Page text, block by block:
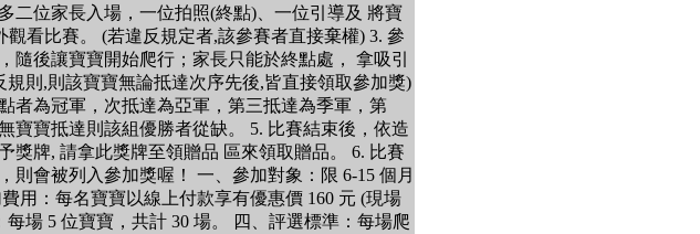
二位家長入場，一位拍照(終點)、一位引導及 將寶
看比賽。 (若違反規定者,該參賽者直接棄權) 3. 參
隨後讓寶寶開始爬行；家長只能於終點處， 拿吸引
則,則該寶寶無論抵達次序先後,皆直接領取參加獎)
者為冠軍，次抵達為亞軍，第三抵達為季軍，第
寶寶抵達則該組優勝者從缺。 5. 比賽結束後，依造
獎牌, 請拿此獎牌至領贈品 區來領取贈品。 6. 比賽
則會被列入參加獎喔！ 一、參加對象：限 6-15 個月
用：每名寶寶以線上付款享有優惠價 160 元 (現場
場 5 位寶寶，共計 30 場。 四、評選標準：每場爬